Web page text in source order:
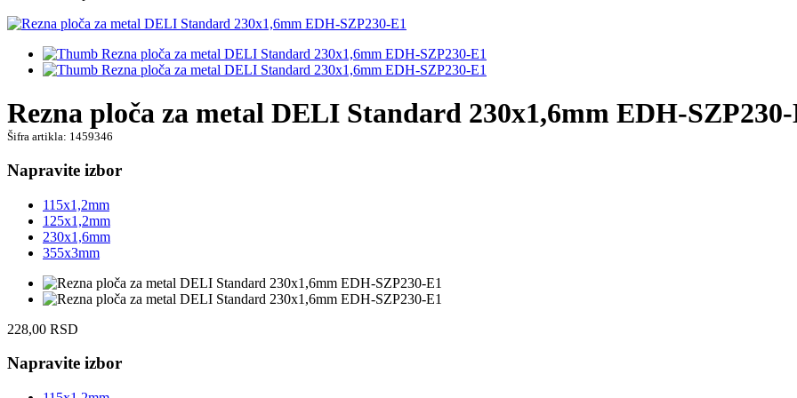
Rezna ploča za metal DELI Standard 230x1,6mm EDH-
Šifra artikla: 1459346
Napravite izbor
115x1,2mm
125x1,2mm
230x1,6mm
355x3mm
228,00 RSD
Napravite izbor